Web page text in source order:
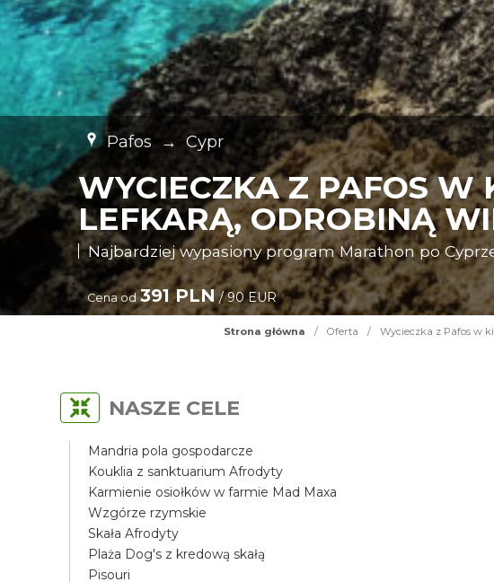
Pafos → Cypr
WYCIECZKA Z PAFOS
LEFKARĄ, ODROBINĄ
Najbardziej wypasiony program Marathon po
Cena od 391 PLN/ 90 EUR
Strona główna / Oferta / Wycieczka z Pafos w
NASZE CELE
Mandria pola gospodarcze
Kouklia z sanktuarium Afrodyty
Karmienie osiołków w farmie Mad Maxa
Wzgórze rzymskie
Skała Afrodyty
Plaża Dog's z kredową skałą
Pisouri